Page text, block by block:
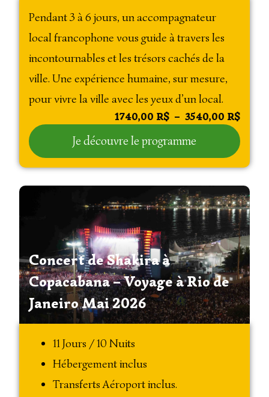
Pendant 3 à 6 jours, un accompagnateur
local francophone vous guide à travers les
incontournables et les trésors cachés de la
ville. Une expérience humaine, sur mesure,
pour vivre la ville avec les yeux d’un local.
1740,00 R$ – 3540,00 R$
Je découvre le programme
Concert de Shakira à
Copacabana – Voyage à Rio de
Janeiro Mai 2026
11 Jours / 10 Nuits
Hébergement inclus
Transferts Aéroport inclus.